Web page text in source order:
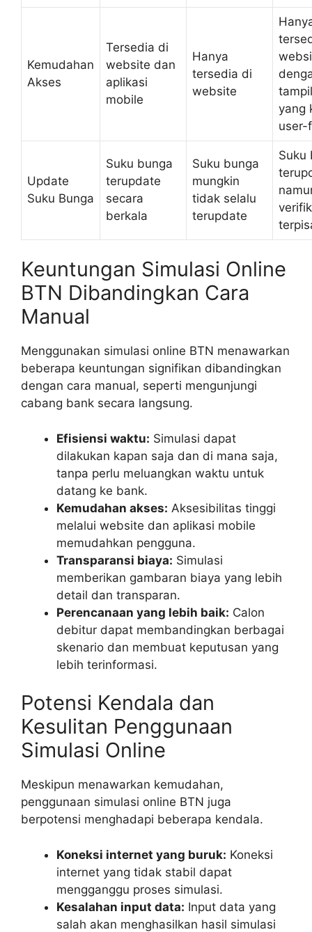
Kemudahan
Akses
Tersedia di
website dan
aplikasi
mobile
Hanya
tersedia di
website
yang
user-
Update
Suku Bunga
Suku bunga
terupdate
secara
berkala
Suku bunga
mungkin
tidak selalu
terupdate
Suku
Keuntungan Simulasi Online
BTN Dibandingkan Cara
Manual
Menggunakan simulasi online BTN menawarkan
beberapa keuntungan signifikan dibandingkan
dengan cara manual, seperti mengunjungi
cabang bank secara langsung.
Efisiensi waktu: Simulasi dapat
dilakukan kapan saja dan di mana saja,
tanpa perlu meluangkan waktu untuk
datang ke bank.
Kemudahan akses: Aksesibilitas tinggi
melalui website dan aplikasi mobile
memudahkan pengguna.
Transparansi biaya: Simulasi
memberikan gambaran biaya yang lebih
detail dan transparan.
Perencanaan yang lebih baik: Calon
debitur dapat membandingkan berbagai
skenario dan membuat keputusan yang
lebih terinformasi.
Potensi Kendala dan
Kesulitan Penggunaan
Simulasi Online
Meskipun menawarkan kemudahan,
penggunaan simulasi online BTN juga
berpotensi menghadapi beberapa kendala.
Koneksi internet yang buruk: Koneksi
internet yang tidak stabil dapat
mengganggu proses simulasi.
Kesalahan input data: Input data yang
salah akan menghasilkan hasil simulasi